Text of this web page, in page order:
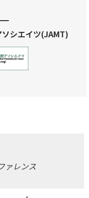
シエイツ(JAMT)
ァレンス